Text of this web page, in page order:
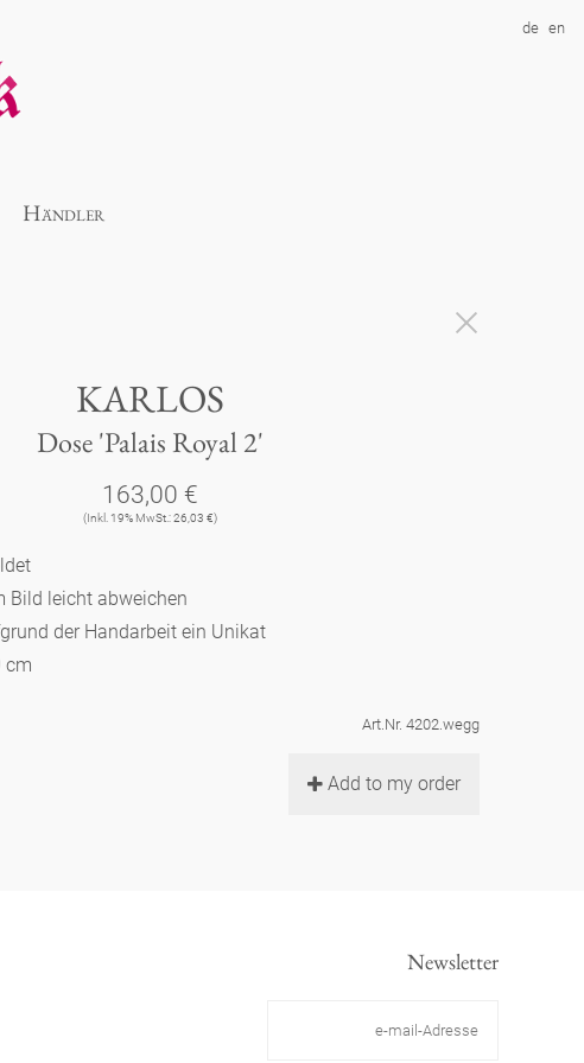
de en
Händler
KARLOS
Dose 'Palais Royal 2'
163,00 €
(Inkl. 19% MwSt.: 26,03 €)
Bild leicht abweichen
der Handarbeit ein Unikat
cm
Art.Nr. 4202.wegg
Add to my order
Newsletter